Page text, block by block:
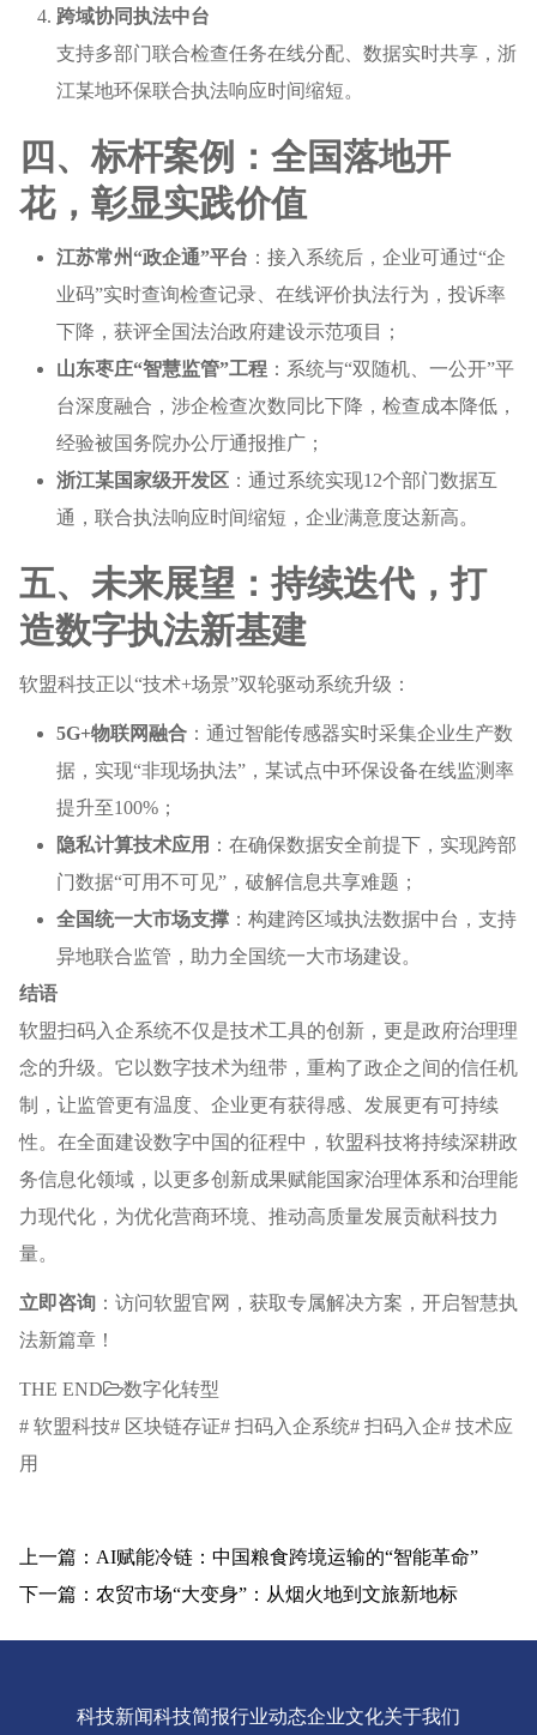
跨域协同执法中台
支持多部门联合检查任务在线分配、数据实时共享，浙
江某地环保联合执法响应时间缩短。
四、标杆案例：全国落地开
花，彰显实践价值
江苏常州“政企通”平台 ：接入系统后，企业可通过“企
业码”实时查询检查记录、在线评价执法行为，投诉率
下降，获评全国法治政府建设示范项目；
山东枣庄“智慧监管”工程 ：系统与“双随机、一公开”平
台深度融合，涉企检查次数同比下降，检查成本降低，
经验被国务院办公厅通报推广；
浙江某国家级开发区 ：通过系统实现12个部门数据互
通，联合执法响应时间缩短，企业满意度达新高。
五、未来展望：持续迭代，打
造数字执法新基建
软盟科技正以“技术+场景”双轮驱动系统升级：
5G+物联网融合 ：通过智能传感器实时采集企业生产数
据，实现“非现场执法”，某试点中环保设备在线监测率
提升至100%；
隐私计算技术应用 ：在确保数据安全前提下，实现跨部
门数据“可用不可见”，破解信息共享难题；
全国统一大市场支撑 ：构建跨区域执法数据中台，支持
异地联合监管，助力全国统一大市场建设。
结语
软盟扫码入企系统不仅是技术工具的创新，更是政府治理理
念的升级。它以数字技术为纽带，重构了政企之间的信任机
制，让监管更有温度、企业更有获得感、发展更有可持续
性。在全面建设数字中国的征程中，软盟科技将持续深耕政
务信息化领域，以更多创新成果赋能国家治理体系和治理能
力现代化，为优化营商环境、推动高质量发展贡献科技力
量。
立即咨询 ：访问软盟官网，获取专属解决方案，开启智慧执
法新篇章！
THE END
数字化转型
# 软盟科技# 区块链存证# 扫码入企系统# 扫码入企# 技术应
用
上一篇：AI赋能冷链：中国粮食跨境运输的“智能革命”
下一篇：农贸市场“大变身”：从烟火地到文旅新地标
科技新闻科技简报行业动态企业文化关于我们